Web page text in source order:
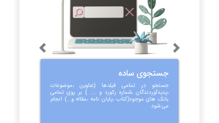
جستجوی ساده
جستجو در تمامی فیلدها (عناوین ،موضوعات
،پدیدآوردندگان ،شماره رکورد و .... ) بر روی تمامی
بانک های موجود(کتاب ،پایان نامه ،مقاله و...) انجام
می شود
Previous Next